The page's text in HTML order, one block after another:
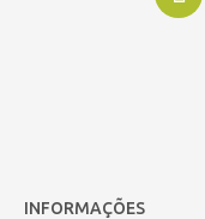
INFORMAÇÕES